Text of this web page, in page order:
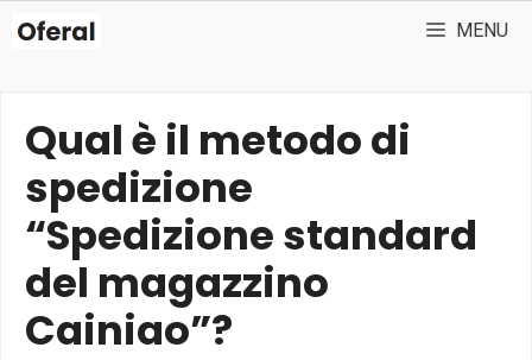
MENU
Qual è il metodo di
spedizione
“Spedizione standard
del magazzino
Cainiao”?